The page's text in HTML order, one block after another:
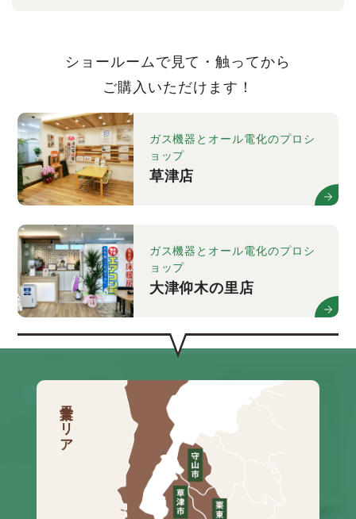
ショールームで見て・触ってから
ご購入いただけます！
ガス機器とオール電化のプロシ
ョップ
草津店
ガス機器とオール電化のプロシ
ョップ
大津仰木の里店
営業エリア